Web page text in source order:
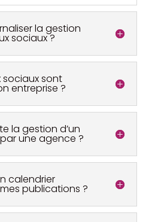
la gestion
sociaux ?
sociaux sont
entreprise ?
la gestion d’un
une agence ?
calendrier
publications ?